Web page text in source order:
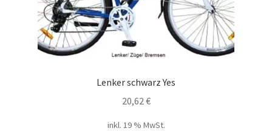
Lenker schwarz Yes
20,62 €
inkl. 19 % MwSt.